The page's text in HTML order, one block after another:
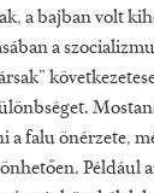
a bajban volt
a
a falu önérzete,
Például